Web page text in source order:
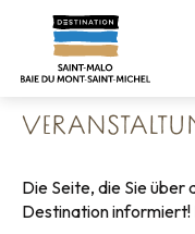
contenu
Startseite
Veranstaltungskalender
Die Seite, die Sie über
Destination informiert!